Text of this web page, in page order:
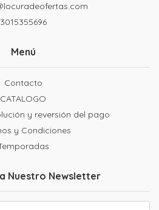
3015355696
Menú
Contacto
CATALOGO
y reversión del pago
y Condiciones
Nuestro Newsletter